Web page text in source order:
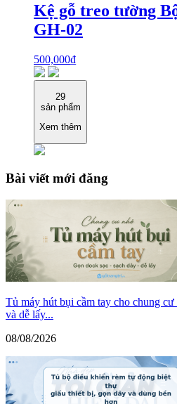
Kệ gỗ treo tường
GH-02
500,000₫
29
sản phẩm
Xem thêm
Bài viết mới đăng
Tủ máy hút bụi cầm tay cho chung
và dễ lấy...
08/08/2026